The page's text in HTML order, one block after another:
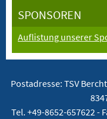
SPONSOREN
Auflistung unserer
Postadresse: TSV
Tel. +49-8652-657622 -